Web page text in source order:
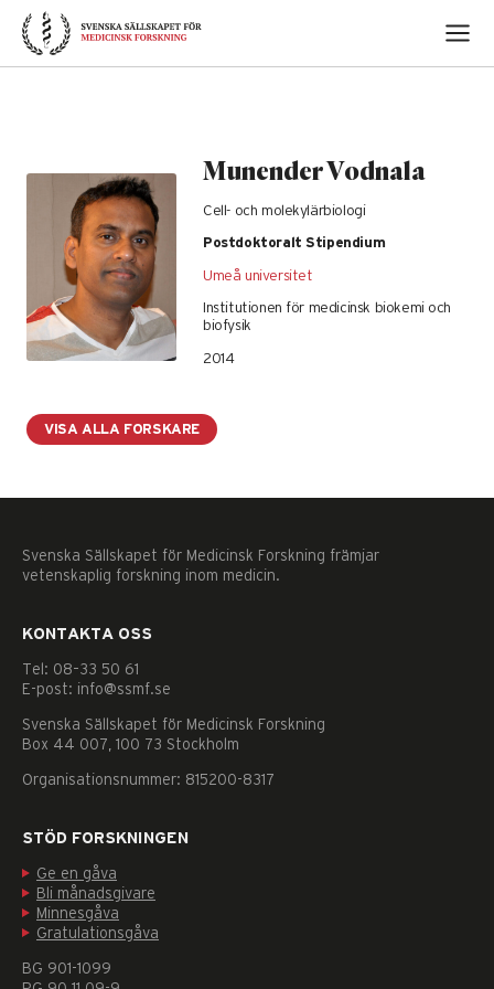
Skip
content
Munender Vodnala
Cell- och molekylärbiologi
Postdoktoralt Stipendium
Umeå universitet
Institutionen för medicinsk biokemi och
biofysik
2014
VISA ALLA FORSKARE
Svenska Sällskapet för Medicinsk Forskning främjar
vetenskaplig forskning inom medicin.
KONTAKTA OSS
Tel: 08–33 50 61
E-post: info@ssmf.se
Svenska Sällskapet för Medicinsk Forskning
Box 44 007, 100 73 Stockholm
Organisationsnummer: 815200-8317
STÖD FORSKNINGEN
Ge en gåva
Bli månadsgivare
Minnesgåva
Gratulationsgåva
BG 901-1099
Nödvändiga